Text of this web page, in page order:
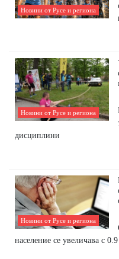
Новини от Русе и региона
Новини от Русе и региона
дисциплини
Новини от Русе и региона
население се увеличава с